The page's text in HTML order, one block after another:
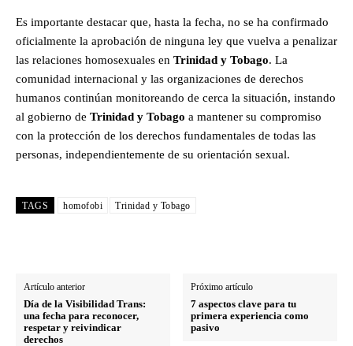
Es importante destacar que, hasta la fecha, no se ha confirmado
oficialmente la aprobación de ninguna ley que vuelva a penalizar
las relaciones homosexuales en Trinidad y Tobago. La
comunidad internacional y las organizaciones de derechos
humanos continúan monitoreando de cerca la situación, instando
al gobierno de Trinidad y Tobago a mantener su compromiso
con la protección de los derechos fundamentales de todas las
personas, independientemente de su orientación sexual.
TAGS homofobi Trinidad y Tobago
Artículo anterior
Día de la Visibilidad Trans:
una fecha para reconocer,
respetar y reivindicar
derechos
Próximo artículo
7 aspectos clave para tu
primera experiencia como
pasivo